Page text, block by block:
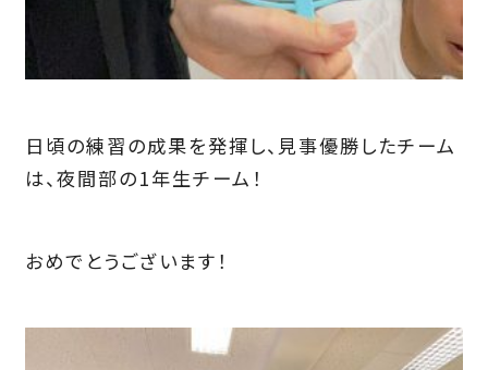
日頃の練習の成果を発揮し、見事優勝したチーム
は、夜間部の1年生チーム！
おめでとうございます！